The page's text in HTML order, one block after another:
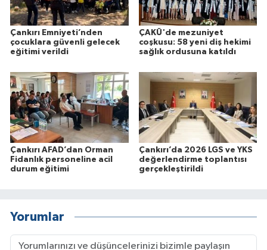
Çankırı Emniyeti’nden
çocuklara güvenli gelecek
eğitimi verildi
ÇAKÜ'de mezuniyet
coşkusu: 58 yeni diş hekimi
sağlık ordusuna katıldı
Çankırı AFAD’dan Orman
Fidanlık personeline acil
durum eğitimi
Çankırı’da 2026 LGS ve YKS
değerlendirme toplantısı
gerçekleştirildi
Yorumlar